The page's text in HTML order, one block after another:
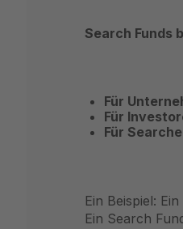
Search Funds
Für
Für
Für
Ein Beispiel:
Ein Search